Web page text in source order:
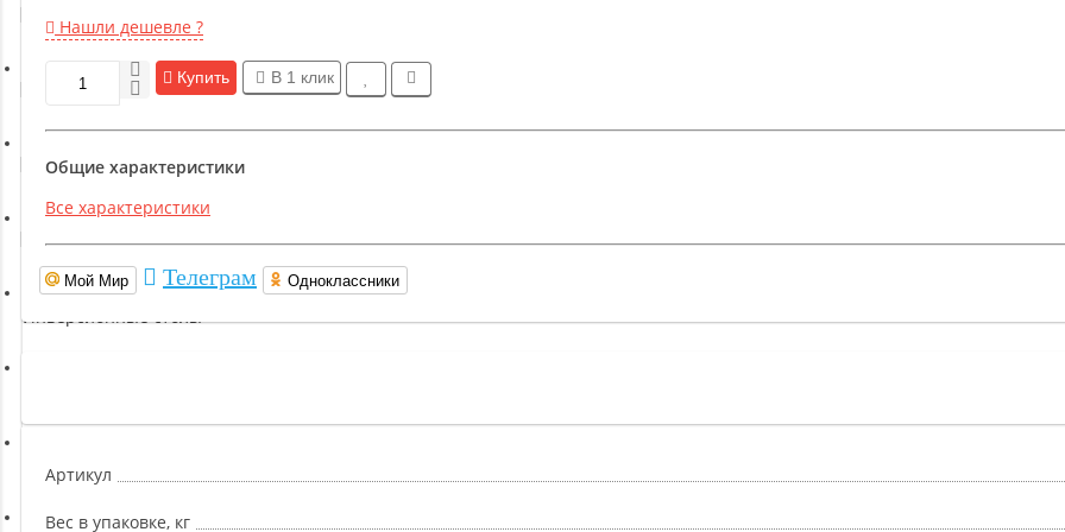
Гимнастическое оборудование
Функциональный тренинг
Йога и пилатес
Бокс и единоборства
Инверсионные столы
Прочее оборудование (пьедесталы и скамьи для раздевалок)
Нашли дешевле ?
Купить В 1 клик
Общие характеристики
Все характеристики
Мой Мир Телеграм Одноклассники
Артикул
Вес в упаковке, кг